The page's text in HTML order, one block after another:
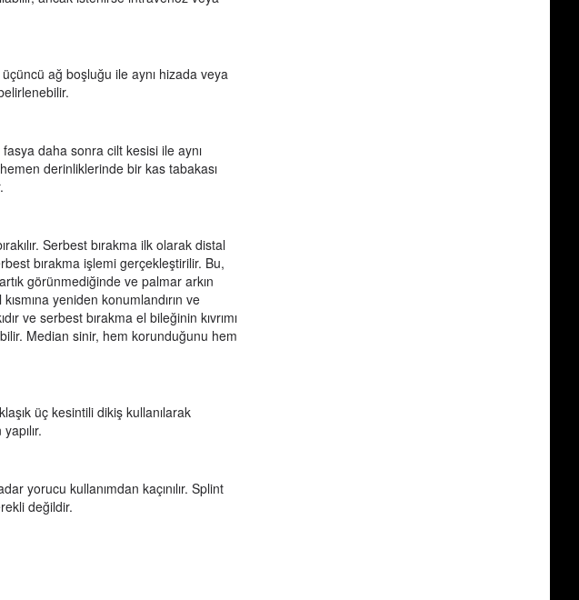
ağ boşluğu ile aynı hizada veya
daha sonra cilt kesisi ile aynı
derinliklerinde bir kas tabakası
Serbest bırakma ilk olarak distal
bırakma işlemi gerçekleştirilir. Bu,
görünmediğinde ve palmar arkın
yeniden konumlandırın ve
ve serbest bırakma el bileğinin kıvrımı
Median sinir, hem korunduğunu hem
üç kesintili dikiş kullanılarak
yorucu kullanımdan kaçınılır. Splint
değildir.